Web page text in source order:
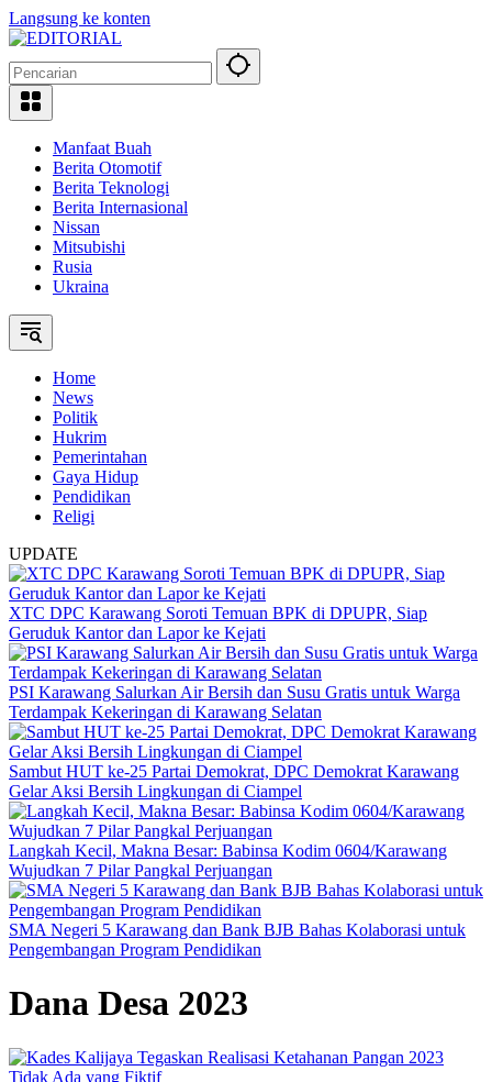
Langsung ke konten
Manfaat Buah
Berita Otomotif
Berita Teknologi
Berita Internasional
Nissan
Mitsubishi
Rusia
Ukraina
Home
News
Politik
Hukrim
Pemerintahan
Gaya Hidup
Pendidikan
Religi
UPDATE
XTC DPC Karawang Soroti Temuan BPK di DPUPR, Siap
Geruduk Kantor dan Lapor ke Kejati
PSI Karawang Salurkan Air Bersih dan Susu Gratis untuk Warga
Terdampak Kekeringan di Karawang Selatan
Sambut HUT ke-25 Partai Demokrat, DPC Demokrat Karawang
Gelar Aksi Bersih Lingkungan di Ciampel
Langkah Kecil, Makna Besar: Babinsa Kodim 0604/Karawang
Wujudkan 7 Pilar Pangkal Perjuangan
SMA Negeri 5 Karawang dan Bank BJB Bahas Kolaborasi untuk
Pengembangan Program Pendidikan
Dana Desa 2023